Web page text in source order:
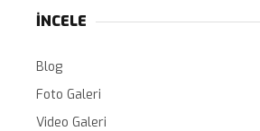
İNCELE
Blog
Foto Galeri
Video Galeri